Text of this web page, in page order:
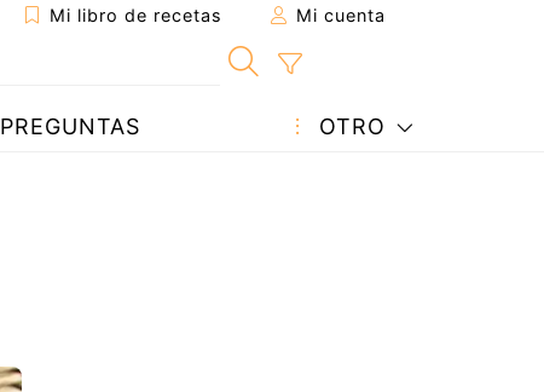
Mi libro de recetas Mi cuenta
PREGUNTAS OTRO